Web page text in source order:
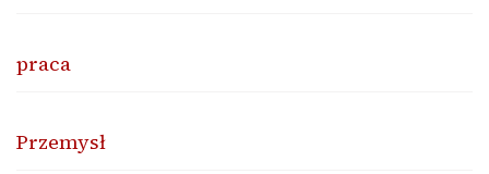
praca
Przemysł